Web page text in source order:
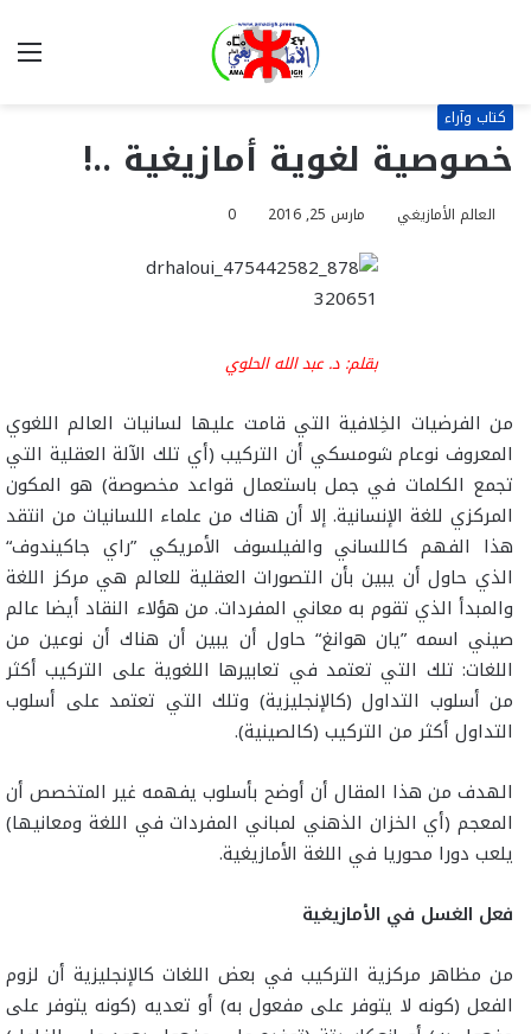
كتاب وآراء
خصوصية لغوية أمازيغية ..!
العالم الأمازيغي مارس 25, 2016 0
بقلم: د. عبد الله الحلوي
من الفرضيات الخِلافية التي قامت عليها لسانيات العالم اللغوي
المعروف نوعام شومسكي أن التركيب (أي تلك الآلة العقلية التي
تجمع الكلمات في جمل باستعمال قواعد مخصوصة) هو المكون
المركزي للغة الإنسانية. إلا أن هناك من علماء اللسانيات من انتقد
هذا الفهم كاللساني والفيلسوف الأمريكي ”راي جاكيندوف“
الذي حاول أن يبين بأن التصورات العقلية للعالم هي مركز اللغة
والمبدأ الذي تقوم به معاني المفردات. من هؤلاء النقاد أيضا عالم
صيني اسمه ”يان هوانغ“ حاول أن يبين أن هناك أن نوعين من
اللغات: تلك التي تعتمد في تعابيرها اللغوية على التركيب أكثر
من أسلوب التداول (كالإنجليزية) وتلك التي تعتمد على أسلوب
التداول أكثر من التركيب (كالصينية).
الهدف من هذا المقال أن أوضح بأسلوب يفهمه غير المتخصص أن
المعجم (أي الخزان الذهني لمباني المفردات في اللغة ومعانيها)
يلعب دورا محوريا في اللغة الأمازيغية.
فعل الغسل في الأمازيغية
من مظاهر مركزية التركيب في بعض اللغات كالإنجليزية أن لزوم
الفعل (كونه لا يتوفر على مفعول به) أو تعديه (كونه يتوفر على